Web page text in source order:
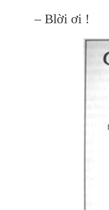
– Blời ơi !